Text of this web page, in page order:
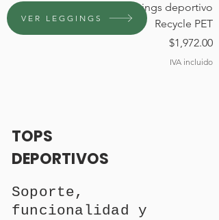
Leggings deportivo
Recycle PET
Precio
$1,972.00
IVA incluido
VER LEGGINGS
TOPS
DEPORTIVOS
Soporte,
funcionalidad y